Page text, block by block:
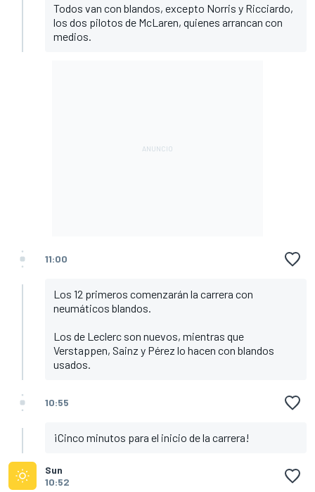
Todos van con blandos, excepto Norris y Ricciardo,
los dos pilotos de McLaren, quienes arrancan con
medios.
11:00
Los 12 primeros comenzarán la carrera con
neumáticos blandos.
Los de Leclerc son nuevos, mientras que
Verstappen, Sainz y Pérez lo hacen con blandos
usados.
10:55
¡Cinco minutos para el inicio de la carrera!
Sun
10:52